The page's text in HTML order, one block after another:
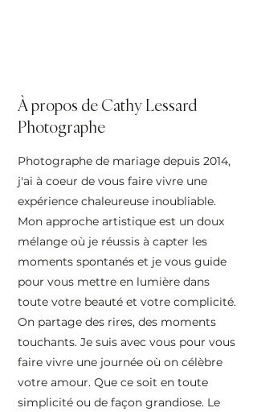
À propos de Cathy Lessard
Photographe
Photographe de mariage depuis 2014,
j'ai à coeur de vous faire vivre une
expérience chaleureuse inoubliable.
Mon approche artistique est un doux
mélange où je réussis à capter les
moments spontanés et je vous guide
pour vous mettre en lumière dans
toute votre beauté et votre complicité.
On partage des rires, des moments
touchants. Je suis avec vous pour vous
faire vivre une journée où on célèbre
votre amour. Que ce soit en toute
simplicité ou de façon grandiose. Le